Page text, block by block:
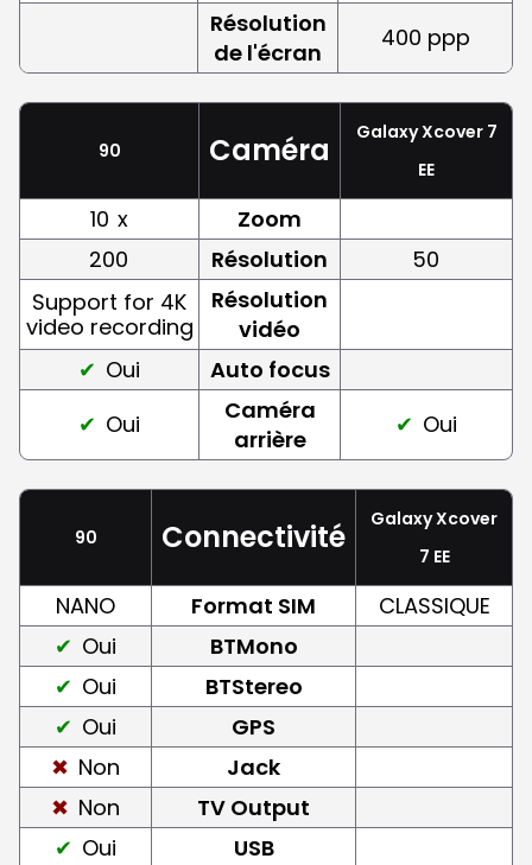
Résolution
de l'écran
400 ppp
90 Caméra
Galaxy Xcover 7
EE
10 x
Zoom
200
Résolution
50
Support for 4K
video recording
Résolution
vidéo
Oui
Auto focus
Oui
Caméra
arrière
Oui
90 Connectivité
Galaxy Xcover
7 EE
NANO Format SIM
CLASSIQUE
Oui
BTMono
Oui
BTStereo
Oui
GPS
Non
Jack
Non
TV Output
Oui
USB